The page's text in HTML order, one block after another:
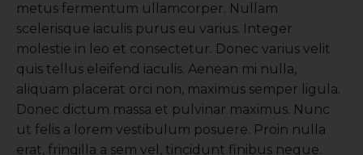
metus fermentum ullamcorper. Nullam
scelerisque iaculis purus eu varius. Integer
molestie in leo et consectetur. Donec varius velit
quis tellus eleifend iaculis. Aenean mi nulla,
aliquam placerat orci non, maximus semper ligula.
Donec dictum massa et pulvinar maximus. Nunc
ut felis a lorem vestibulum posuere. Proin nulla
erat, fringilla a sem vel, tincidunt finibus neque.